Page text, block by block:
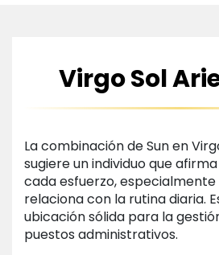
Virgo Sol
La combinación de Sun en
sugiere un individuo que
cada esfuerzo, especialmente
relaciona con la rutina diaria.
ubicación sólida para la
puestos administrativos.